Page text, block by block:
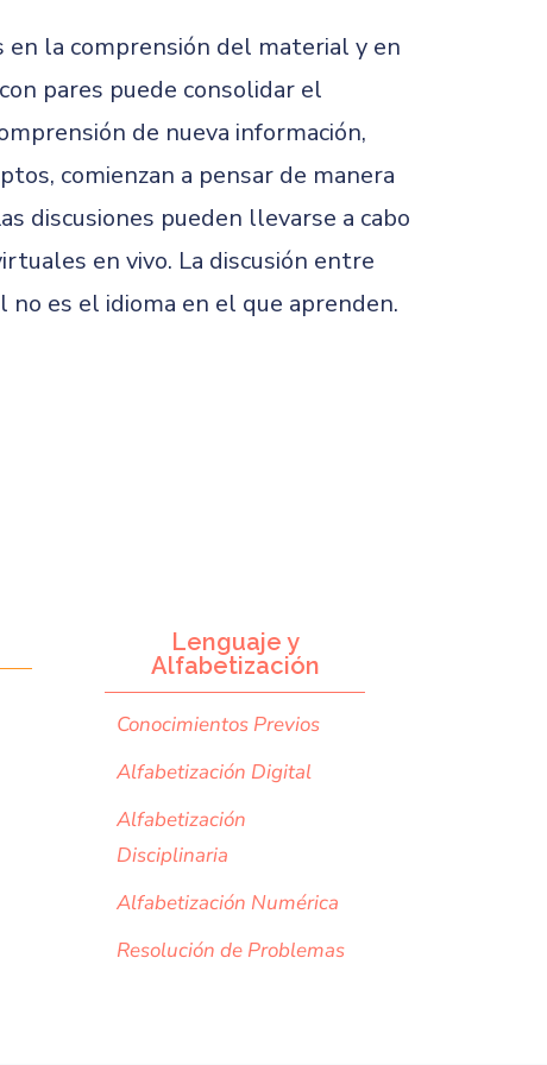
la comprensión del material y en
pares puede consolidar el
de nueva información,
comienzan a pensar de manera
discusiones pueden llevarse a cabo
en vivo. La discusión entre
es el idioma en el que aprenden.
Lenguaje y
Alfabetización
Conocimientos Previos
Alfabetización Digital
Alfabetización
Disciplinaria
Alfabetización Numérica
Resolución de Problemas